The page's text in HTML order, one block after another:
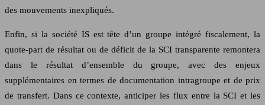
des mouvements inexpliqués.
Enfin, si la société IS est tête d’un groupe intégré fiscalement, la
quote-part de résultat ou de déficit de la SCI transparente remontera
dans le résultat d’ensemble du groupe, avec des enjeux
supplémentaires en termes de documentation intragroupe et de prix
de transfert. Dans ce contexte, anticiper les flux entre la SCI et les